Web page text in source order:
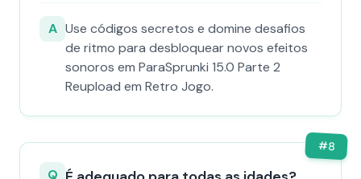
A Use códigos secretos e domine desafios
de ritmo para desbloquear novos efeitos
sonoros em ParaSprunki 15.0 Parte 2
Reupload em Retro Jogo.
#8
Q